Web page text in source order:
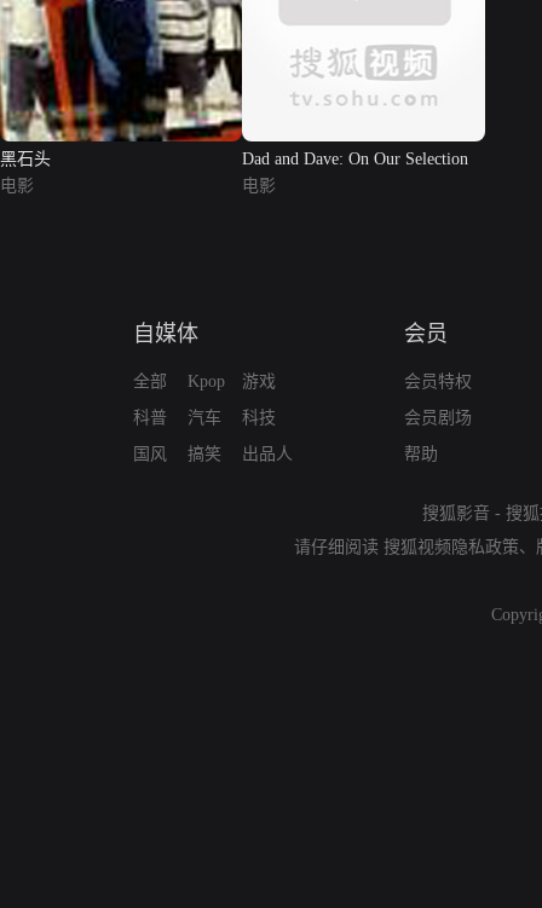
黑石头
电影
Dad and Dave: On Our Selection
电影
自媒体
全部
科普
国风
Kpop
汽车
搞笑
游戏
科技
出品人
会员
会员特权
会员剧场
帮助
搜狐影音 - 搜
请仔细阅读 搜狐视频隐私政策、